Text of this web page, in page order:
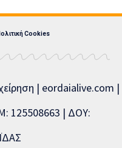
Cookies
| eordaialive.com |
125508663 | ΔΟΥ: